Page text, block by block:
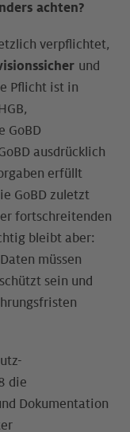
achten?
verpflichtet,
und
Pflicht ist in
GoBD
ausdrücklich
erfüllt
GoBD zuletzt
fortschreitenden
bleibt aber:
müssen
sein und
die
Dokumentation